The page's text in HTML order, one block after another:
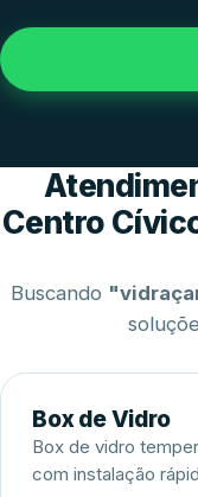
Fachada de Vidro
Esquadrias de
Centro
Buscando
Box de Vidro
Box de vidro
com instalação